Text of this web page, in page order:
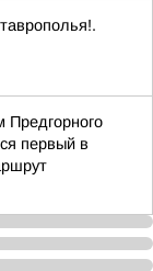
Предгорного
первый в